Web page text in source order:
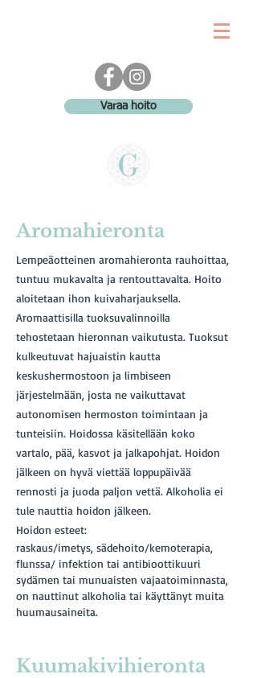
Varaa hoito
Aromahieronta
Lempeäotteinen aromahieronta rauhoittaa,
tuntuu mukavalta ja rentouttavalta. Hoito
aloitetaan ihon kuivaharjauksella.
Aromaattisilla tuoksuvalinnoilla
tehostetaan hieronnan vaikutusta. Tuoksut
kulkeutuvat hajuaistin kautta
keskushermostoon ja limbiseen
järjestelmään, josta ne vaikuttavat
autonomisen hermoston toimintaan ja
tunteisiin. Hoidossa käsitellään koko
vartalo, pää, kasvot ja jalkapohjat. Hoidon
jälkeen on hyvä viettää loppupäivää
rennosti ja juoda paljon vettä. Alkoholia ei
tule nauttia hoidon jälkeen.
Hoidon esteet:
raskaus/imetys, sädehoito/kemoterapia,
flunssa/ infektion tai antibioottikuuri
sydämen tai munuaisten vajaatoiminnasta,
on nauttinut alkoholia tai käyttänyt muita
huumausaineita.
Kuumakivihieronta